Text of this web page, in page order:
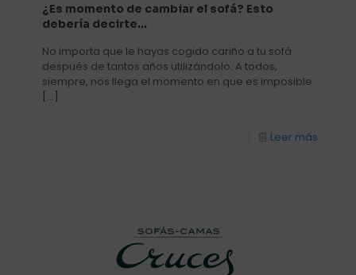
¿Es momento de cambiar el sofá? Esto
debería decirte…
No importa que le hayas cogido cariño a tu sofá
después de tantos años utilizándolo. A todos,
siempre, nos llega el momento en que es imposible
[…]
Leer más